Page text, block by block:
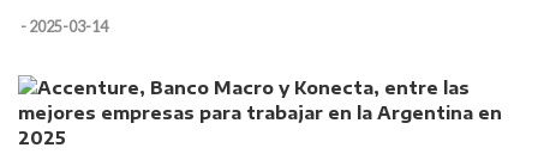
- 2025-03-14